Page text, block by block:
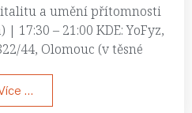
a umění přítomnosti
| 17:30 – 21:00 KDE: YoFyz,
44, Olomouc (v těsné
...